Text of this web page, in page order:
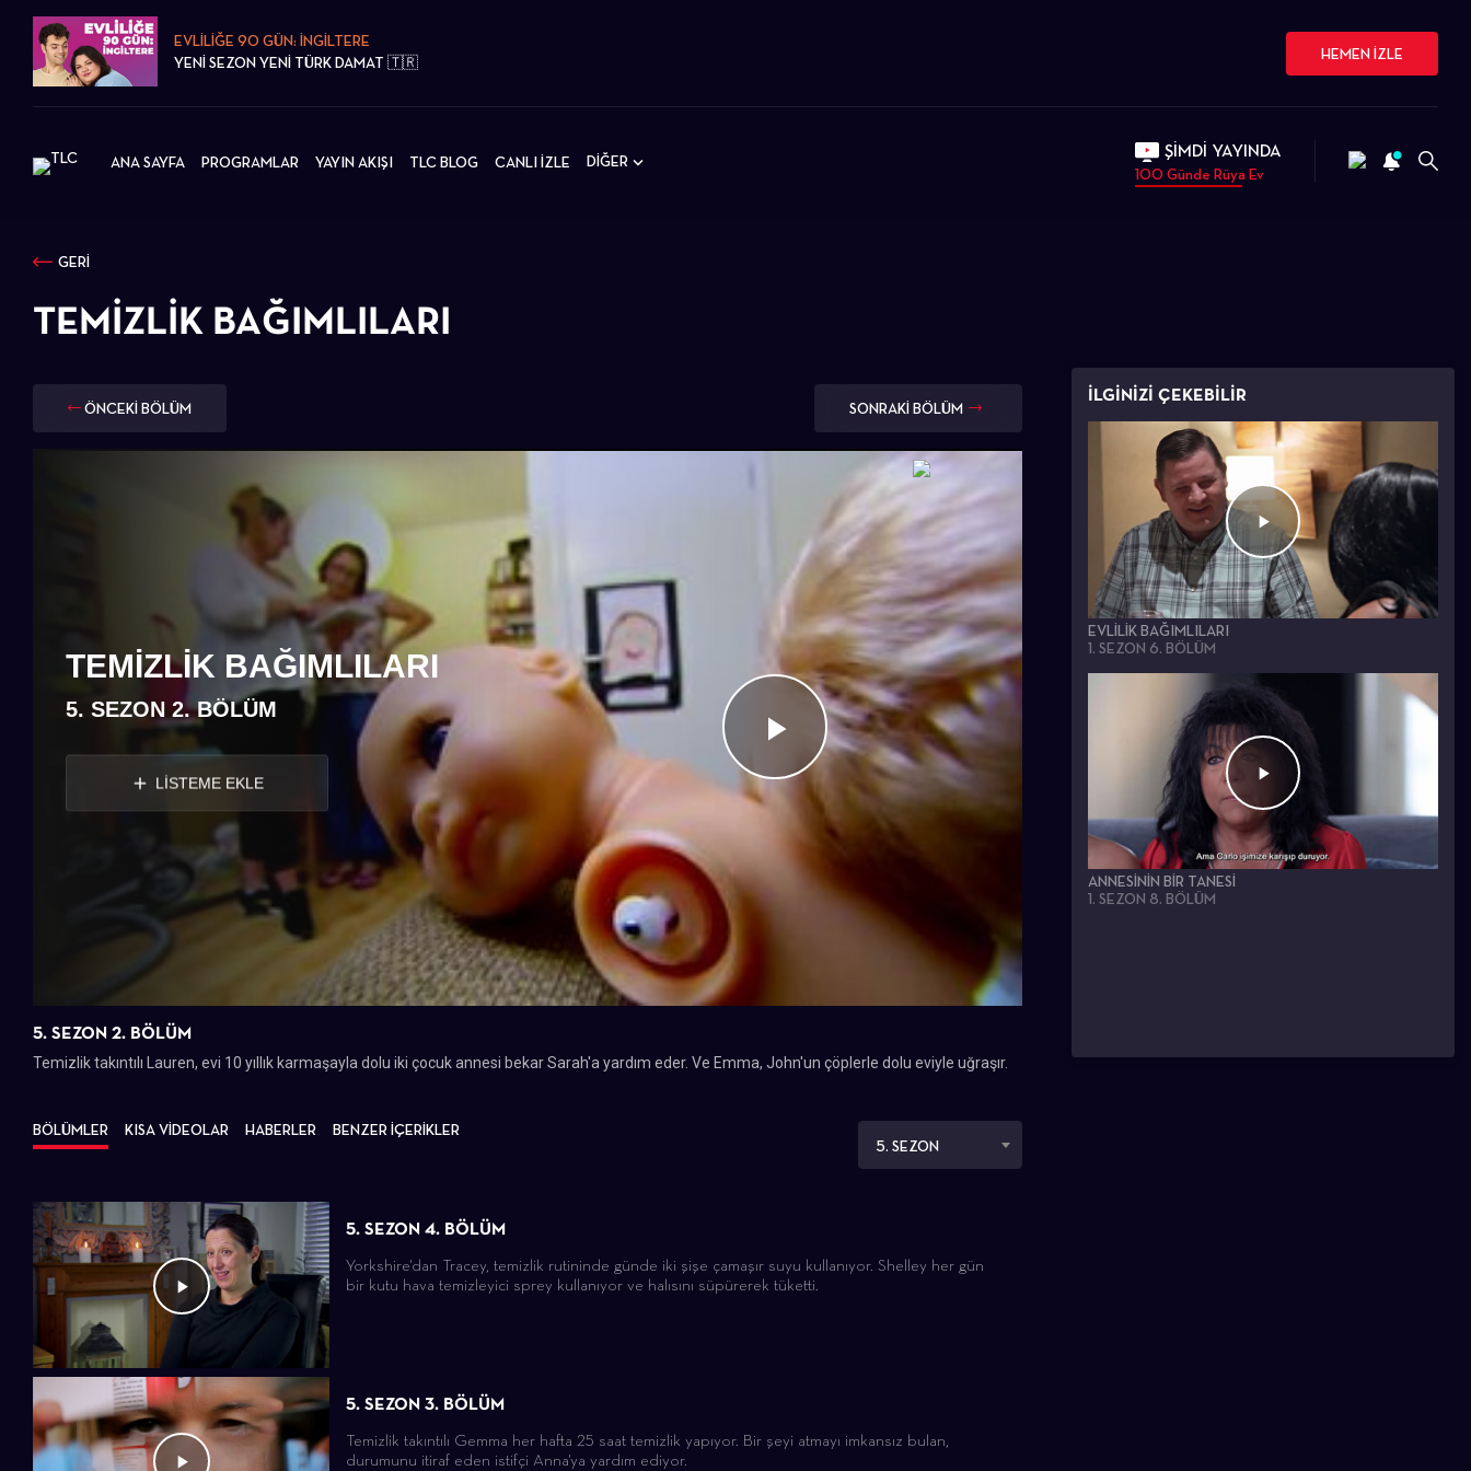
EVLİLİĞE 90 GÜN: İNGİLTERE
YENİ SEZON YENİ TÜRK DAMAT 🇹🇷
HEMEN İZLE
ANA SAYFA PROGRAMLAR YAYIN AKIŞI TLC BLOG CANLI İZLE DİĞER ŞİMDİ YAYINDA
100 Günde Rüya Ev
GERİ
TEMIZLIK BAĞIMLILARI
ÖNCEKİ BÖLÜM SONRAKİ BÖLÜM
Videoyu
Oynat
TEMIZLIK BAĞIMLILARI
5. SEZON 2. BÖLÜM
LİSTEME EKLE
5. SEZON 2. BÖLÜM
Temizlik takıntılı Lauren, evi 10 yıllık karmaşayla dolu iki çocuk annesi bekar Sarah'a yardım eder. Ve Emma, ​​John'un çöplerle dolu eviyle uğraşır.
BÖLÜMLER KISA VİDEOLAR HABERLER
BENZER İÇERİKLER
5. SEZON
5. SEZON 4. BÖLÜM
Yorkshire'dan Tracey, temizlik rutininde günde iki şişe çamaşır suyu kullanıyor. Shelley her gün
bir kutu hava temizleyici sprey kullanıyor ve halısını süpürerek tüketti.
5. SEZON 3. BÖLÜM
Temizlik takıntılı Gemma her hafta 25 saat temizlik yapıyor. Bir şeyi atmayı imkansız bulan,
durumunu itiraf eden istifçi Anna'ya yardım ediyor.
İLGİNİZİ ÇEKEBİLİR
EVLILIK BAĞIMLILARI
1. SEZON 6. BÖLÜM
ANNESININ BIR TANESI
1. SEZON 8. BÖLÜM